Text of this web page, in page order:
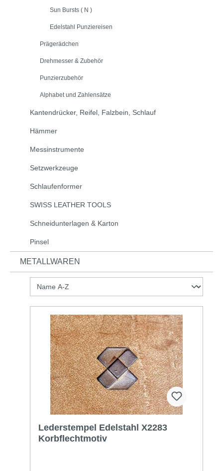
Sun Bursts ( N )
Edelstahl Punziereisen
Prägerädchen
Drehmesser & Zubehör
Punzierzubehör
Alphabet und Zahlensätze
Kantendrücker, Reifel, Falzbein, Schlauf
Hämmer
Messinstrumente
Setzwerkzeuge
Schlaufenformer
SWISS LEATHER TOOLS
Schneidunterlagen & Karton
Pinsel
METALLWAREN
Lederstempel Edelstahl X2283
Korbflechtmotiv